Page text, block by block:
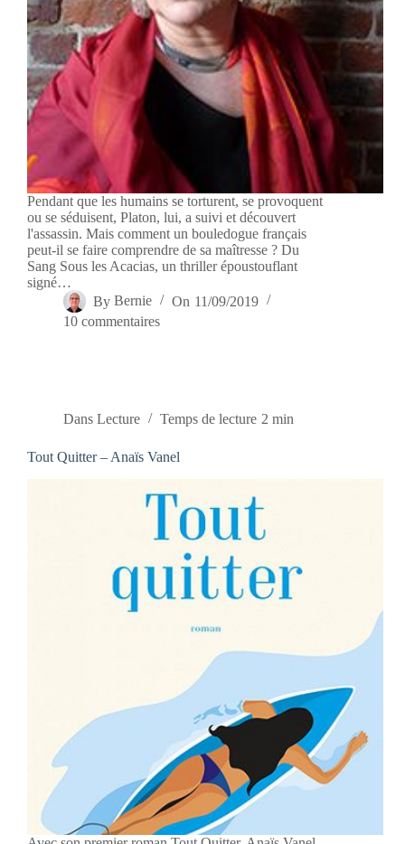
Pendant que les humains se torturent, se provoquent
ou se séduisent, Platon, lui, a suivi et découvert
l'assassin. Mais comment un bouledogue français
peut-il se faire comprendre de sa maîtresse ? Du
Sang Sous les Acacias, un thriller époustouflant
signé…
By Bernie On 11/09/2019
10 commentaires
Dans Lecture Temps de lecture 2 min
Tout Quitter – Anaïs Vanel